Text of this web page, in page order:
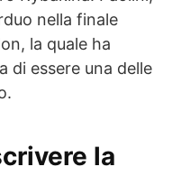
nella finale
la quale ha
di essere una delle
la